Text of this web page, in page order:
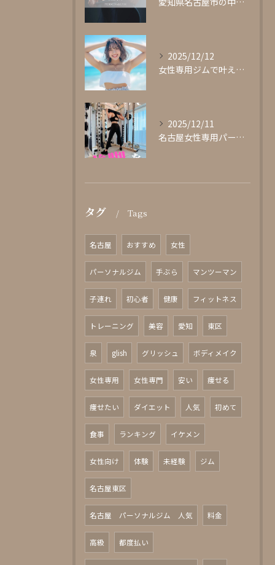
2025/12/12
女性専用ジムで叶える理想の体型作り
2025/12/11
名古屋女性専用パーソナルジムglishグリッシュ
タグ Tags
名古屋 おすすめ 女性
パーソナルジム 手ぶら マンツーマン
子連れ 初心者 健康 フィットネス
トレーニング 美容 愛知 東区
泉 glish グリッシュ ボディメイク
女性専用 女性専門 安い 痩せる
痩せたい ダイエット 人気 初めて
食事 ランキング イケメン
女性向け 体験 未経験 ジム
名古屋東区
名古屋 パーソナルジム 人気 料金
高級 都度払い